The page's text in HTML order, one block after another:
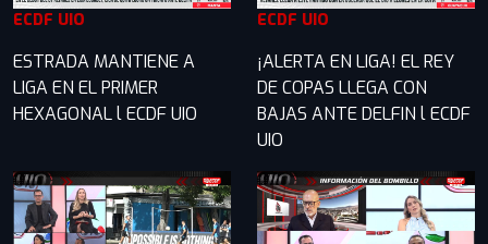
ECDF UIO
ESTRADA MANTIENE A
LIGA EN EL PRIMER
HEXAGONAL l ECDF UIO
ECDF UIO
¡ALERTA EN LIGA! EL REY
DE COPAS LLEGA CON
BAJAS ANTE DELFIN l ECDF
UIO